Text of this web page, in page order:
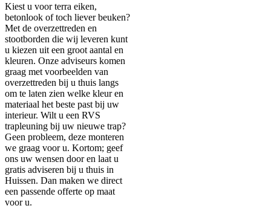
Kiest u voor terra eiken,
betonlook of toch liever beuken?
Met de overzettreden en
stootborden die wij leveren kunt
u kiezen uit een groot aantal en
kleuren. Onze adviseurs komen
graag met voorbeelden van
overzettreden bij u thuis langs
om te laten zien welke kleur en
materiaal het beste past bij uw
interieur. Wilt u een RVS
trapleuning bij uw nieuwe trap?
Geen probleem, deze monteren
we graag voor u. Kortom; geef
ons uw wensen door en laat u
gratis adviseren bij u thuis in
Huissen. Dan maken we direct
een passende offerte op maat
voor u.